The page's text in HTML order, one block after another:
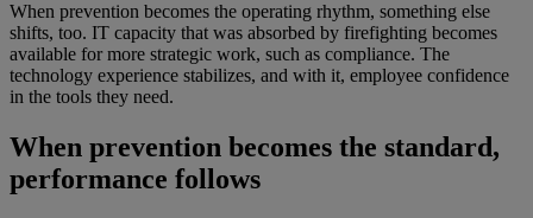
When prevention becomes the operating rhythm, something else
shifts, too. IT capacity that was absorbed by firefighting becomes
available for more strategic work, such as compliance. The
technology experience stabilizes, and with it, employee confidence
in the tools they need.
When prevention becomes the standard,
performance follows